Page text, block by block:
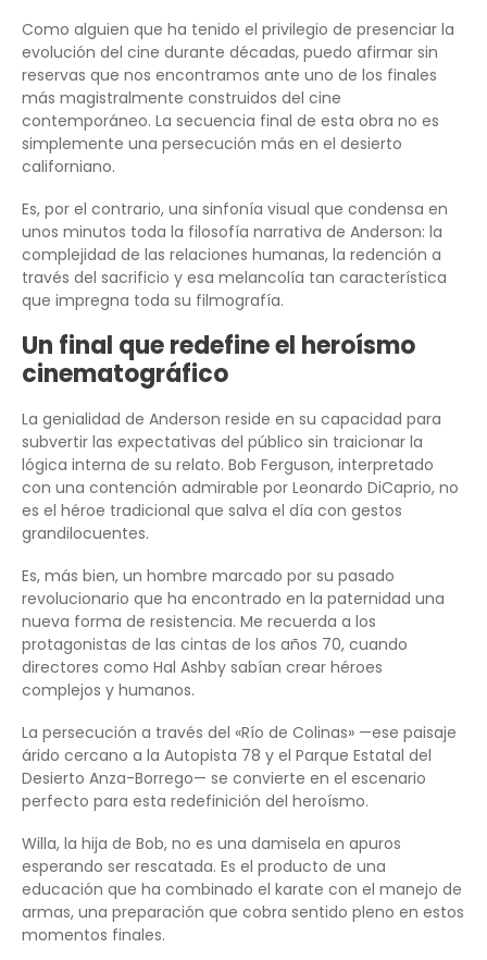
Como alguien que ha tenido el privilegio de presenciar la
evolución del cine durante décadas, puedo afirmar sin
reservas que nos encontramos ante uno de los finales
más magistralmente construidos del cine
contemporáneo. La secuencia final de esta obra no es
simplemente una persecución más en el desierto
californiano.
Es, por el contrario, una sinfonía visual que condensa en
unos minutos toda la filosofía narrativa de Anderson: la
complejidad de las relaciones humanas, la redención a
través del sacrificio y esa melancolía tan característica
que impregna toda su filmografía.
Un final que redefine el heroísmo
cinematográfico
La genialidad de Anderson reside en su capacidad para
subvertir las expectativas del público sin traicionar la
lógica interna de su relato. Bob Ferguson, interpretado
con una contención admirable por Leonardo DiCaprio, no
es el héroe tradicional que salva el día con gestos
grandilocuentes.
Es, más bien, un hombre marcado por su pasado
revolucionario que ha encontrado en la paternidad una
nueva forma de resistencia. Me recuerda a los
protagonistas de las cintas de los años 70, cuando
directores como Hal Ashby sabían crear héroes
complejos y humanos.
La persecución a través del «Río de Colinas» —ese paisaje
árido cercano a la Autopista 78 y el Parque Estatal del
Desierto Anza-Borrego— se convierte en el escenario
perfecto para esta redefinición del heroísmo.
Willa, la hija de Bob, no es una damisela en apuros
esperando ser rescatada. Es el producto de una
educación que ha combinado el karate con el manejo de
armas, una preparación que cobra sentido pleno en estos
momentos finales.